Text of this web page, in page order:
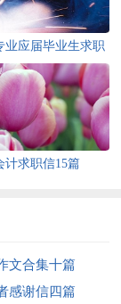
业应届毕业生求职
信3篇
计求职信15篇
文合集十篇
感谢信四篇